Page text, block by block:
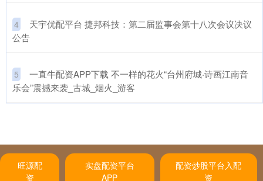
4
​天宇优配平台 捷邦科技：第二届监事会第十八次会议决议
公告
5
​一直牛配资APP下载 不一样的花火“台州府城·诗画江南音
乐会”震撼来袭_古城_烟火_游客
旺源配
资
实盘配资平台
APP
配资炒股平台入配
资